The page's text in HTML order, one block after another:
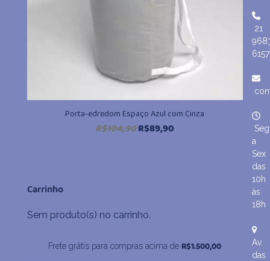
Porta-edredom Espaço Azul com Cinza
R$104,90O
R$89,90
Carrinho
Sem produto(s) no carrinho.
Frete grátis para compras acima de R$1.500,00
21
6157
Seg
a
Sex
das
10h
às
18h
Av.
das